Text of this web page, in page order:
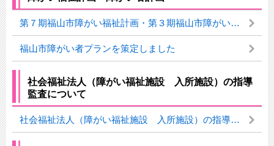
第７期福山市障がい福祉計画・第３期福山市障がい児福祉計画
福山市障がい者プランを策定しました
社会福祉法人（障がい福祉施設 入所施設）の指導
監査について
社会福祉法人（障がい福祉施設 入所施設）の指導監査について